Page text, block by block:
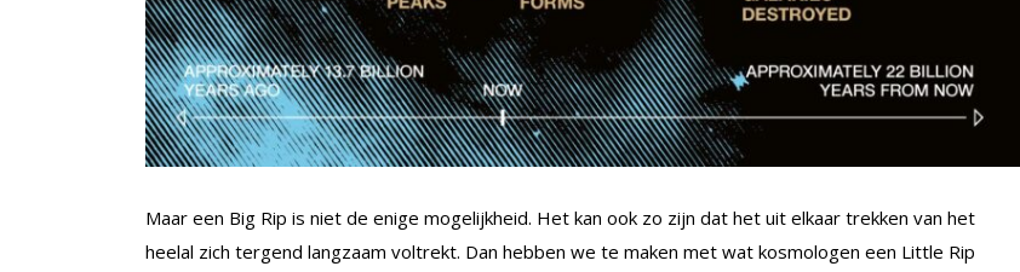
Maar een Big Rip is niet de enige mogelijkheid. Het kan ook zo zijn dat het uit elkaar trekken van het
heelal zich tergend langzaam voltrekt. Dan hebben we te maken met wat kosmologen een Little Rip